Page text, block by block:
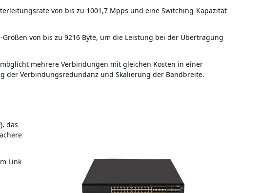
von bis zu 1001,7 Mpps und eine Switching-Kapazität
von bis zu 9216 Byte, um die Leistung bei der Übertragung
mehrere Verbindungen mit gleichen Kosten in einer
der Verbindungsredundanz und Skalierung der Bandbreite.
das
Link-